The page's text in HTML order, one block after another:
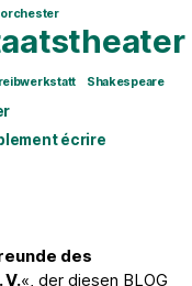
Shakespeare
écrire
des
«, der diesen BLOG